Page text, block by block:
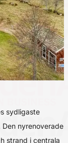
sydligaste
nyrenoverade
strand i centrala